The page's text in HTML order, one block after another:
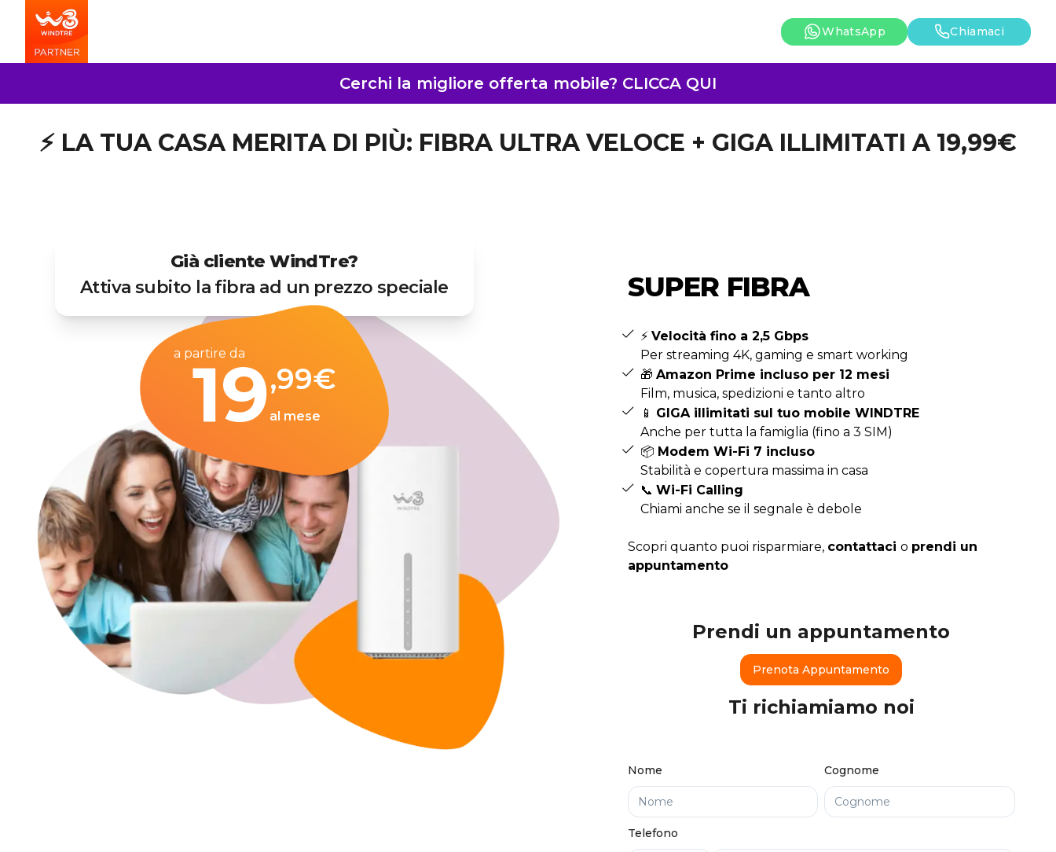
WhatsApp Chiamaci
Cerchi la migliore offerta mobile? CLICCA QUI
⚡ LA TUA CASA MERITA DI PIÙ: FIBRA ULTRA VELOCE + GIGA ILLIMITATI A 19,99€
Già cliente WindTre?
Attiva subito la fibra ad un prezzo speciale
a partire da
19,99€
al mese
SUPER FIBRA
⚡ Velocità fino a 2,5 Gbps
Per streaming 4K, gaming e smart working
🎁 Amazon Prime incluso per 12 mesi
Film, musica, spedizioni e tanto altro
📱 GIGA illimitati sul tuo mobile WINDTRE
Anche per tutta la famiglia (fino a 3 SIM)
📦 Modem Wi-Fi 7 incluso
Stabilità e copertura massima in casa
📞 Wi-Fi Calling
Chiami anche se il segnale è debole
Scopri quanto puoi risparmiare, contattaci o prendi un
appuntamento
Prendi un appuntamento
Prenota Appuntamento
Ti richiamiamo noi
Nome Cognome
Telefono